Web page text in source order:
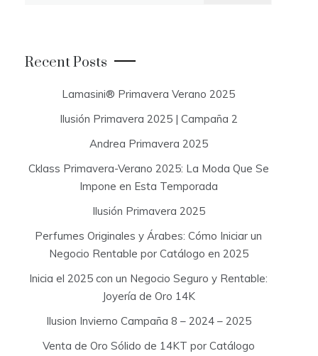
r
:
Recent Posts
Lamasini® Primavera Verano 2025
Ilusión Primavera 2025 | Campaña 2
Andrea Primavera 2025
Cklass Primavera-Verano 2025: La Moda Que Se
Impone en Esta Temporada
Ilusión Primavera 2025
Perfumes Originales y Árabes: Cómo Iniciar un
Negocio Rentable por Catálogo en 2025
Inicia el 2025 con un Negocio Seguro y Rentable:
Joyería de Oro 14K
Ilusion Invierno Campaña 8 – 2024 – 2025
Venta de Oro Sólido de 14KT por Catálogo